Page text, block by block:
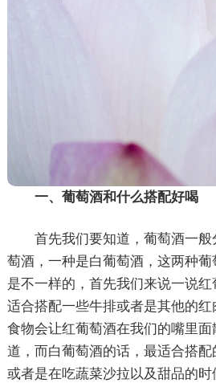
一、葡萄酒和什么搭配好喝
首先我们要知道，葡萄酒一
萄酒，一种是白葡萄酒，这两种
是不一样的，首先我们来说一说
适合搭配一些牛排或者是其他的
食物会让红葡萄酒在我们的嘴里
道，而白葡萄酒的话，最适合搭配
或者是在吃蔬菜沙拉以及甜品的